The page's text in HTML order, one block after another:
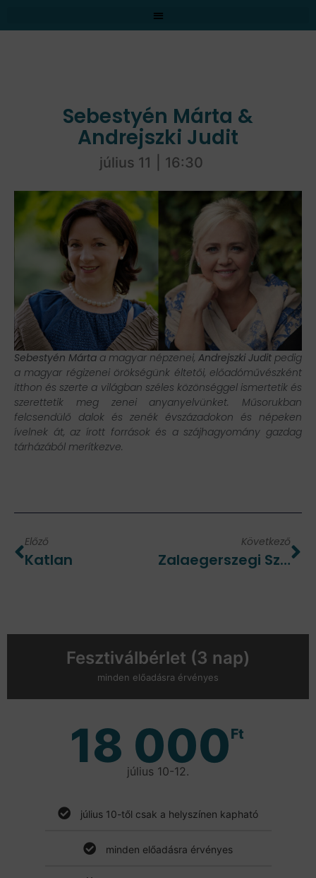
Sebestyén Márta &
Andrejszki Judit
július 11 16:30
Sebestyén Márta a magyar népzenei, Andrejszki Judit pedig
a magyar régizenei örökségünk éltetői, előadóművészként
itthon és szerte a világban széles közönséggel ismertetik és
szerettetik meg zenei anyanyelvünket.
Műsorukban
felcsendülő dalok és zenék évszázadokon és népeken
ívelnek át, az írott források és a szájhagyomány gazdag
tárházából merítkezve.
Előző
Katlan
Következő
Zalaegerszegi Szimfonikus Zenekar
Fesztiválbérlet (3 nap)
minden előadásra érvényes
18 000Ft
július 10-12.
július 10-től csak a helyszínen kapható
minden előadásra érvényes